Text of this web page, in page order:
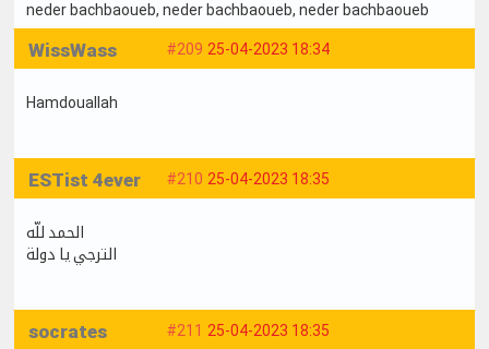
neder bachbaoueb, neder bachbaoueb, neder bachbaoueb
#209 25-04-2023 18:34
WissWass
Hamdouallah
#210 25-04-2023 18:35
ESTist 4ever
الحمد للّه
الترجي يا دولة
#211 25-04-2023 18:35
socrates